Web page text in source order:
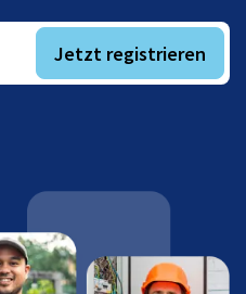
Jetzt registrieren